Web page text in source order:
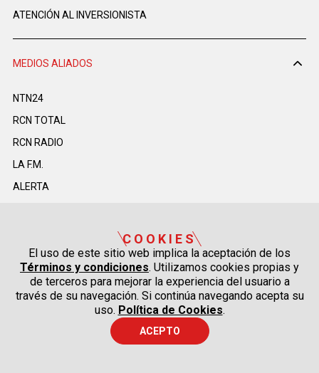
ATENCIÓN AL INVERSIONISTA
MEDIOS ALIADOS
NTN24
RCN TOTAL
RCN RADIO
LA F.M.
ALERTA
TDT
LA REPÚBLICA
ASUNTOS LEGALES
COOKIES
El uso de este sitio web implica la aceptación de los
Términos y condiciones. Utilizamos cookies propias y
de terceros para mejorar la experiencia del usuario a
través de su navegación. Si continúa navegando acepta su
uso. Política de Cookies.
ACEPTO